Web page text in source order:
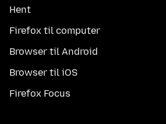
Hent
Firefox til computer
Browser til Android
Browser til iOS
Firefox Focus